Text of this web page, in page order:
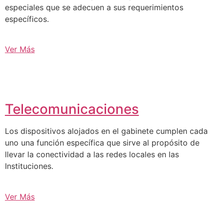
especiales que se adecuen a sus requerimientos
específicos.
Ver Más
Telecomunicaciones
Los dispositivos alojados en el gabinete cumplen cada
uno una función específica que sirve al propósito de
llevar la conectividad a las redes locales en las
Instituciones.
Ver Más